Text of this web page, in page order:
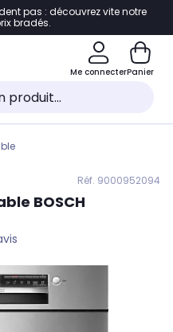
de page
pas : découvrez vite notre
bradés.
Me connecterPanier
Réf. 9000952094
BOSCH